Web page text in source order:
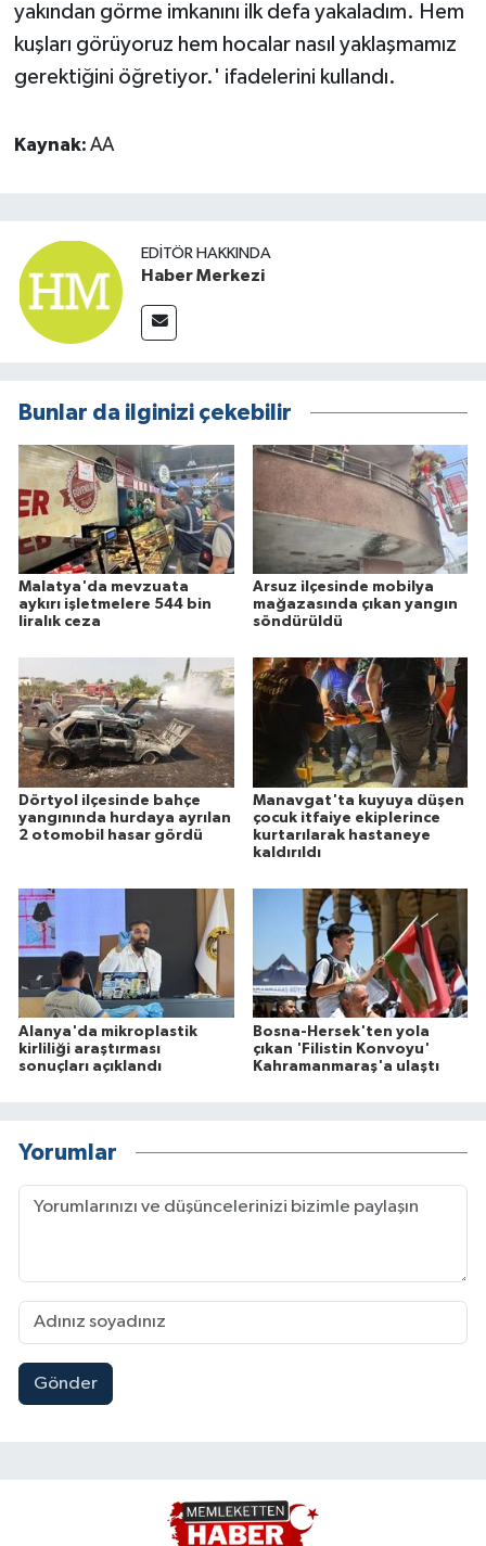
yakından görme imkanını ilk defa yakaladım. Hem
kuşları görüyoruz hem hocalar nasıl yaklaşmamız
gerektiğini öğretiyor.' ifadelerini kullandı.
Kaynak: AA
EDITÖR HAKKINDA
Haber Merkezi
Bunlar da ilginizi çekebilir
Malatya'da mevzuata
aykırı işletmelere 544 bin
liralık ceza
Arsuz ilçesinde mobilya
mağazasında çıkan yangın
söndürüldü
Dörtyol ilçesinde bahçe
yangınında hurdaya ayrılan
2 otomobil hasar gördü
Manavgat'ta kuyuya düşen
çocuk itfaiye ekiplerince
kurtarılarak hastaneye
kaldırıldı
Alanya'da mikroplastik
kirliliği araştırması
sonuçları açıklandı
Bosna-Hersek'ten yola
çıkan 'Filistin Konvoyu'
Kahramanmaraş'a ulaştı
Yorumlar
Gönder